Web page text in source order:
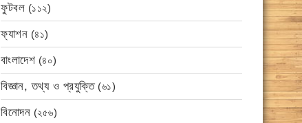
ফুটবল (১১২)
ফ্যাশন (৪১)
বাংলাদেশ (৪০)
বিজ্ঞান, তথ্য ও প্রযুক্তি(৬১)
বিনোদন (২৫৬)